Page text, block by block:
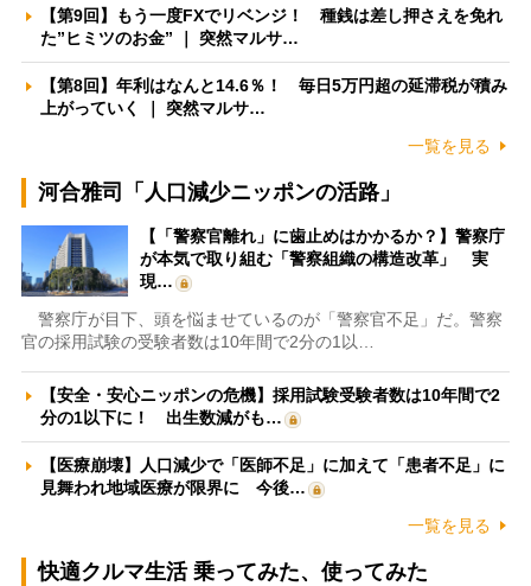
【第9回】もう一度FXでリベンジ！ 種銭は差し押さえを免れ
た”ヒミツのお金” ｜ 突然マルサ…
【第8回】年利はなんと14.6％！ 毎日5万円超の延滞税が積み
上がっていく ｜ 突然マルサ…
一覧を見る
河合雅司「人口減少ニッポンの活路」
【「警察官離れ」に歯止めはかかるか？】警察庁
が本気で取り組む「警察組織の構造改革」 実
現…
警察庁が目下、頭を悩ませているのが「警察官不足」だ。警察
官の採用試験の受験者数は10年間で2分の1以…
【安全・安心ニッポンの危機】採用試験受験者数は10年間で2
分の1以下に！ 出生数減がも…
【医療崩壊】人口減少で「医師不足」に加えて「患者不足」に
見舞われ地域医療が限界に 今後…
一覧を見る
快適クルマ生活 乗ってみた、使ってみた